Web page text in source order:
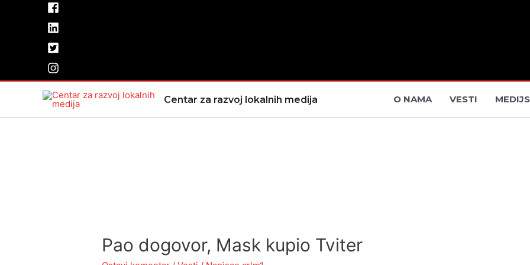
Centar za razvoj lokalnih medija O NAMA VESTI
Pao dogovor, Mask kupio Tviter